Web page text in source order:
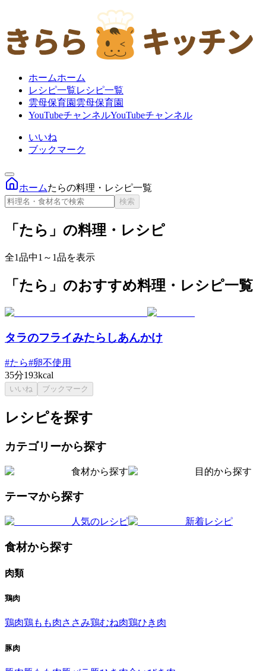
ホームホーム
レシピ一覧レシピ一覧
雲母保育園 雲母保育園
YouTubeチャンネルYouTubeチャンネル
いいね
ブックマーク
ホームたらの料理・レシピ一覧
検索
「たら」の料理・レシピ
全1品中1～1品を表示
「たら」のおすすめ料理・レシピ一覧
タラのフライみたらしあんかけ
#たら#卵不使用
35分193kcal
いいね ブックマーク
レシピを探す
カテゴリーから探す
食材から探す 目的から探す
テーマから探す
人気のレシピ 新着レシピ
食材から探す
肉類
鶏肉
鶏肉鶏もも肉ささみ鶏むね肉鶏ひき肉
豚肉